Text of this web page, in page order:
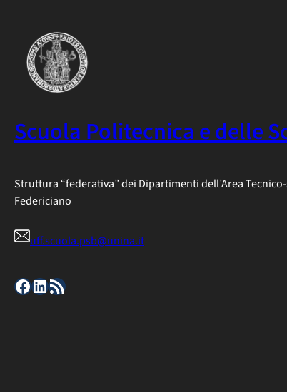
Scuola Politecnica e delle
Struttura “federativa” dei Dipartimenti dell’Area
Federiciano
uff.scuola.psb@unina.it
Facebook LinkedIn Feed RSS